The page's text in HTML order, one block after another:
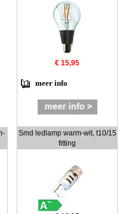
€ 15,95
meer info
Smd ledlamp warm-wit, t10/15
fitting